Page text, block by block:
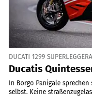
DUCATI 1299
Ducatis
In Borgo Panigale
selbst. Keine